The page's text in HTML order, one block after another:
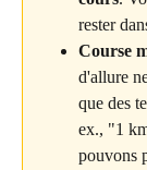
rester
Course
d'allure
que des
ex., "1
pouvons